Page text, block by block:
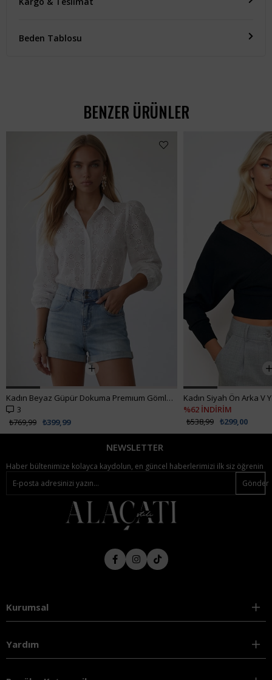
Beden Tablosu
BENZER ÜRÜNLER
Kadın Siyah Ön Arka V Yaka Kruvaze Bluz ALC-019-053-BLZ
%62 İNDİRİM
₺299,00
₺538,99
Kadın Siyah Crop
₺907,99
NEWSLETTER
Haber bültenimize kolayca kaydolun, en güncel haberlerimizi ilk siz öğrenin
Gönder
Kurumsal
Yardım